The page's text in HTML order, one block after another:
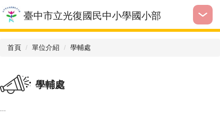
跳
到
主
內
臺中市立光復國民中小學國小部
首頁 單位介紹 學輔處
學輔處